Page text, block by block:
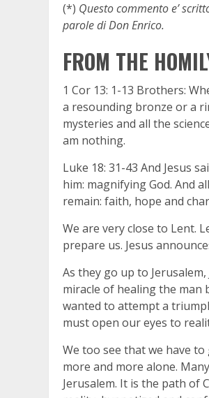
(*) Questo commento e’
parole di Don Enrico.
FROM THE
1 Cor 13: 1-13 Brothers:
a resounding bronze or a
mysteries and all the
am nothing.
Luke 18: 31-43 And Jesus
him: magnifying God. And
remain: faith, hope and
We are very close to Lent.
prepare us. Jesus
As they go up to
miracle of healing the man
wanted to attempt a
must open our eyes to
We too see that we have
more and more alone.
Jerusalem. It is the path of